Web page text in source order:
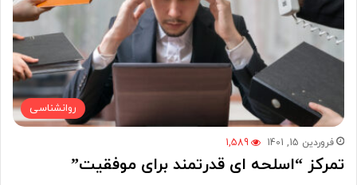
روانشناسی
فروردین 15, 1401 1,589
تمرکز “اسلحه ای قدرتمند برای موفقیت”